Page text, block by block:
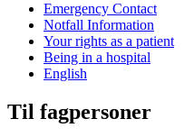
Emergency Contact
Notfall Information
Your rights as a patient
Being in a hospital
English
Til fagpersoner